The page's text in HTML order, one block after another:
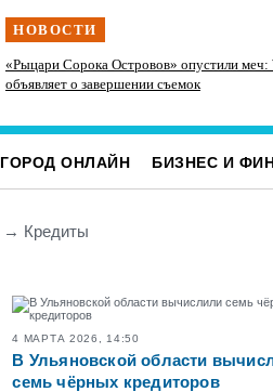
НОВОСТИ
«Рыцари Сорока Островов» опустили меч:
объявляет о завершении съемок
ГОРОД ОНЛАЙН БИЗНЕС И
→ Кредиты
4 МАРТА 2026, 14:50
В Ульяновской области
семь чёрных кредиторов